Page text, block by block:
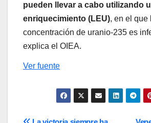
pueden llevar a cabo utilizando
enriquecimiento (LEU), en el que
concentración de uranio-235 es
explica el OIEA.
Ver fuente